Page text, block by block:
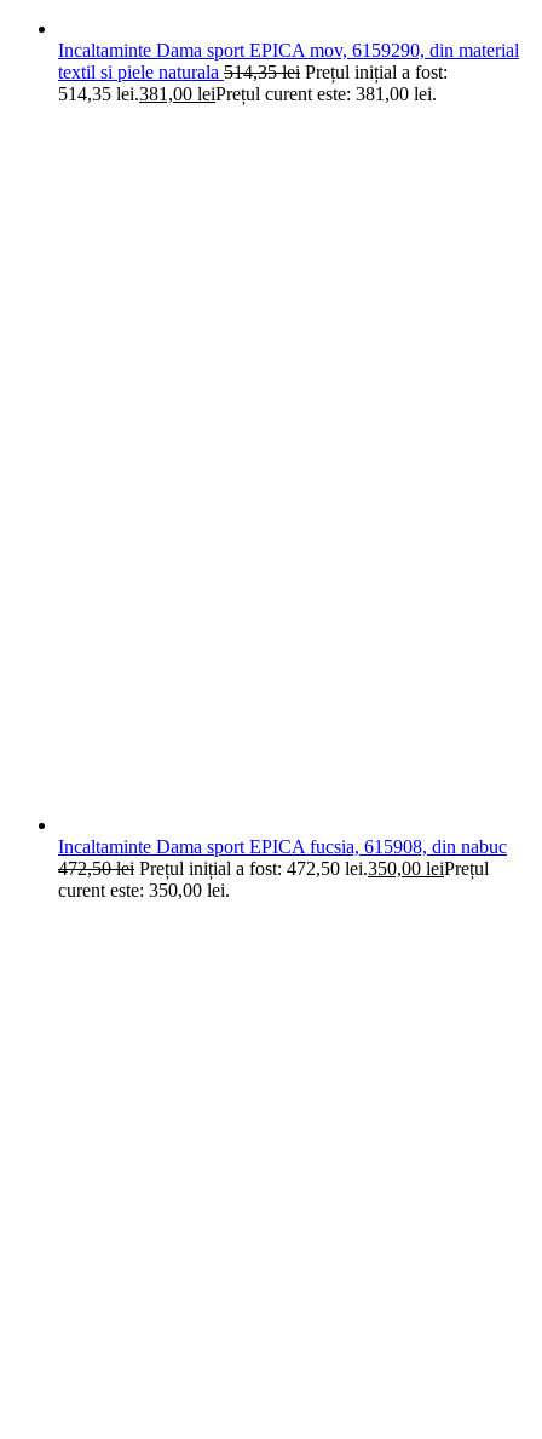
Incaltaminte Dama sport EPICA mov, 6159290, din material
textil si piele naturala 514,35lei Prețul inițial a fost:
514,35 lei.381,00 leiPrețul curent este: 381,00 lei.
Incaltaminte Dama sport EPICA fucsia, 615908, din nabuc
472,50lei Prețul inițial a fost: 472,50 lei.350,00 leiPrețul
curent este: 350,00 lei.